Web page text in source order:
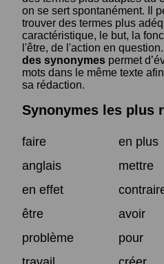
on se sert spontanément. Il
trouver des termes plus
caractéristique, le but, la
l'être, de l'action en
des synonymes permet
mots dans le même texte
sa rédaction.
Synonymes les plus
faire
en plus
anglais
mettre
en effet
être
avoir
problème
pour